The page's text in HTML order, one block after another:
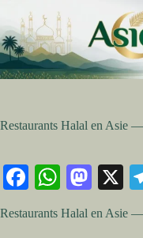
contenu
Restaurants Halal en Asie
Fa W
ha
M
as
X
Restaurants Halal en Asie